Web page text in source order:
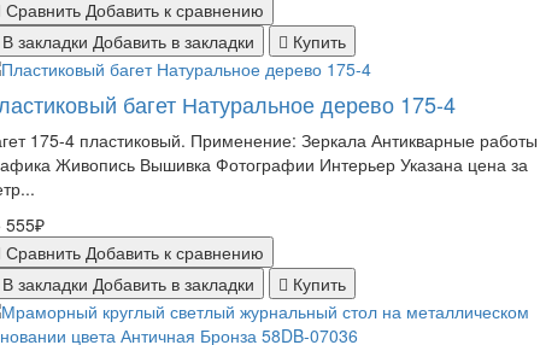
Сравнить Добавить к сравнению
закладки Добавить в закладки Купить
багет Натуральное дерево 175-4
175-4 пластиковый. Применение: Зеркала Антикварные работы
Живопись Вышивка Фотографии Интерьер Указана цена за
555₽
Сравнить Добавить к сравнению
закладки Добавить в закладки Купить